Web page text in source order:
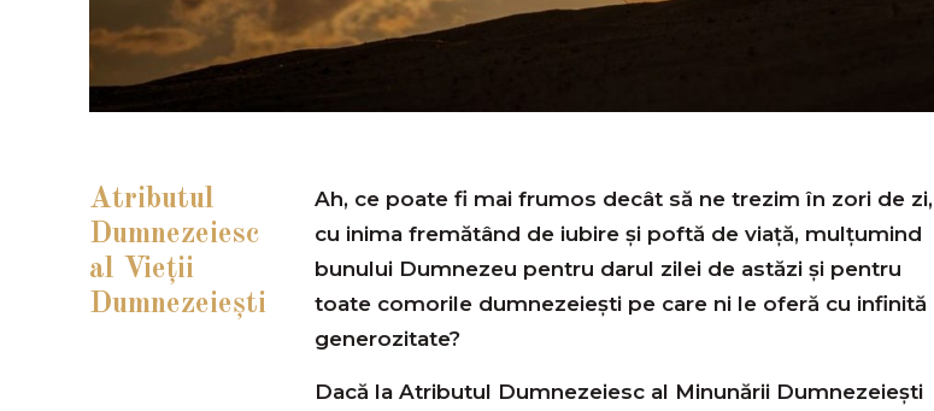
Atributul
Dumnezeiesc
al Vieții
Dumnezeiești
Ah, ce poate fi mai frumos decât să ne trezim în zori de zi,
cu inima fremătând de iubire și poftă de viață, mulțumind
bunului Dumnezeu pentru darul zilei de astăzi și pentru
toate comorile dumnezeiești pe care ni le oferă cu infinită
generozitate?
Dacă la Atributul Dumnezeiesc al Minunării Dumnezeiești